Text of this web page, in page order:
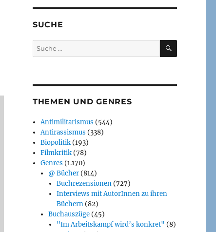
SUCHE
Suche
nach:
SUCHEN
THEMEN UND GENRES
Antimilitarismus (544)
Antirassismus (338)
Biopolitik (193)
Filmkritik (78)
Genres (1.170)
@ Bücher (814)
Buchrezensionen(727)
Interviews mit AutorInnen zu ihren
Büchern(82)
Buchauszüge (45)
"Im Arbeitskampf wird’s konkret" (8)